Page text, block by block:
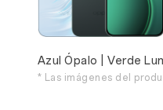
Azul Ópalo | Verde
* Las imágenes del